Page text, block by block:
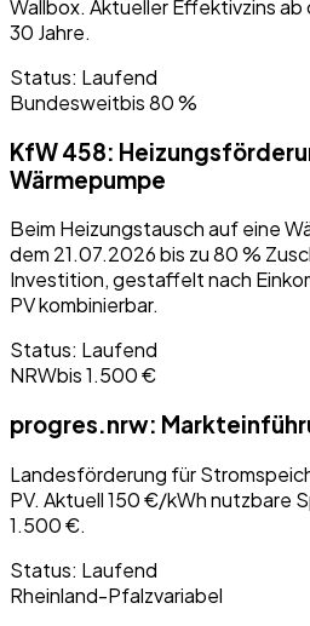
Wallbox. Aktueller Effektivzins
30 Jahre.
Status: Laufend
Bundesweitbis 80 %
KfW 458:
Wärmepumpe
Beim Heizungstausch auf eine
dem 21.07.2026 bis zu 80 %
Investition, gestaffelt nach
PV kombinierbar.
Status: Laufend
NRWbis 1.500 €
progres.nrw:
Landesförderung für
PV. Aktuell 150 €/kWh nutzbare
1.500 €.
Status: Laufend
Rheinland-Pfalzvariabel